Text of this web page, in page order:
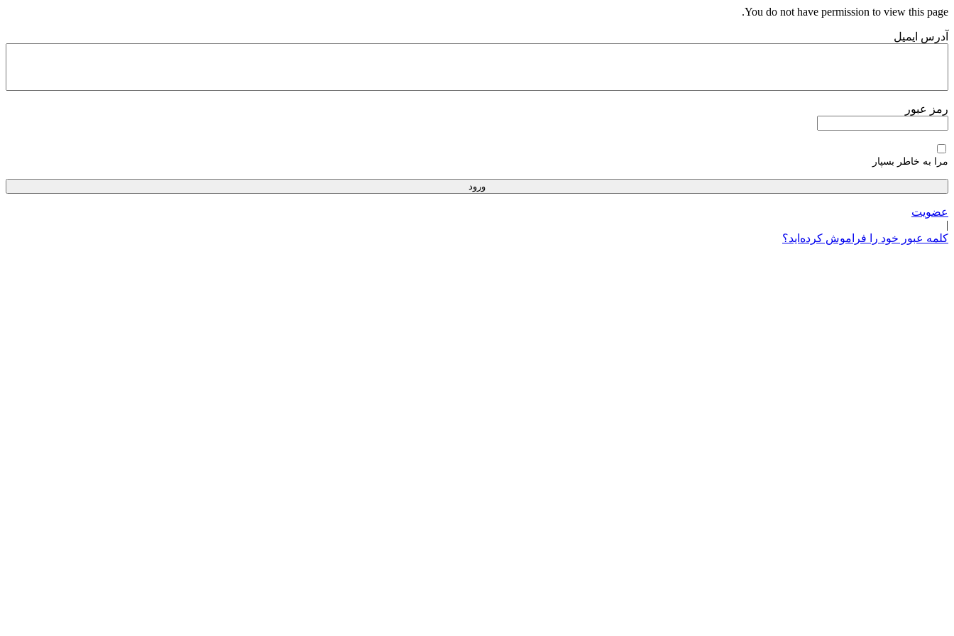
پرش
محتوا
You do not have permission to view this page.
آدرس ایمیل
رمز عبور
مرا به خاطر بسپار
عضویت
|
کلمه عبور خود را فراموش کرده‌اید؟